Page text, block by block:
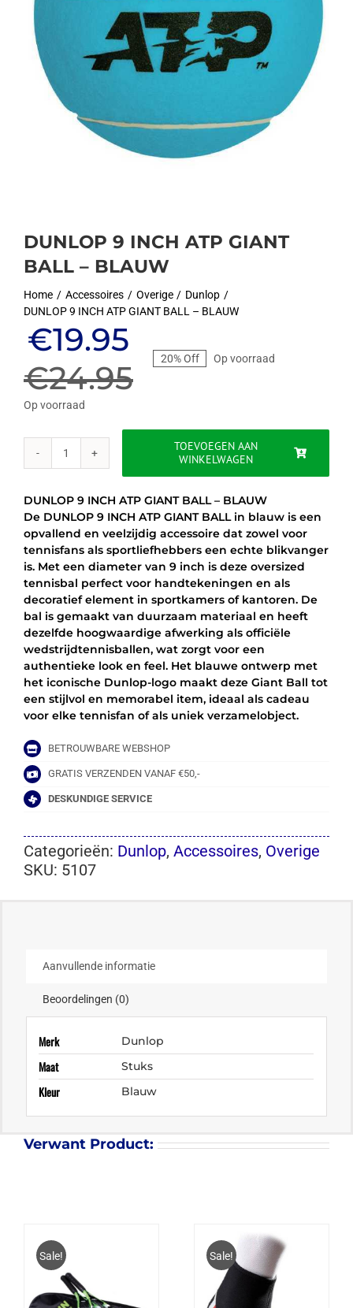
DUNLOP 9 INCH ATP GIANT
BALL – BLAUW
Home Accessoires Overige
Dunlop
DUNLOP 9 INCH ATP GIANT BALL – BLAUW
€24.95
Oorspronkelijke
prijs
was:
€24.95.
€19.95
Huidige
prijs
is:
€19.95.
20% Off Op voorraad
Op voorraad
DUNLOP
ATP
GIANT
BLAUW
aantal
TOEVOEGEN AAN
WINKELWAGEN
DUNLOP 9 INCH ATP GIANT BALL – BLAUW
De DUNLOP 9 INCH ATP GIANT BALL in blauw is een
opvallend en veelzijdig accessoire dat zowel voor
tennisfans als sportliefhebbers een echte blikvanger
is. Met een diameter van 9 inch is deze oversized
tennisbal perfect voor handtekeningen en als
decoratief element in sportkamers of kantoren. De
bal is gemaakt van duurzaam materiaal en heeft
dezelfde hoogwaardige afwerking als officiële
wedstrijdtennisballen, wat zorgt voor een
authentieke look en feel. Het blauwe ontwerp met
het iconische Dunlop-logo maakt deze Giant Ball tot
een stijlvol en memorabel item, ideaal als cadeau
voor elke tennisfan of als uniek verzamelobject.
BETROUWBARE WEBSHOP
GRATIS VERZENDEN VANAF €50,-
DESKUNDIGE SERVICE
Categorieën: Dunlop, Accessoires, Overige
SKU: 5107
Aanvullende informatie
Beoordelingen (0)
Merk Dunlop
Maat Stuks
Kleur Blauw
Verwant Product:
Sale! Sale!